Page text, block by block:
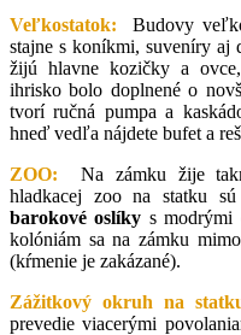
Veľkostatok:
Budovy
stajne s koníkmi, suveníry aj
žijú hlavne kozičky a
ihrisko bolo doplnené o
tvorí ručná pumpa a
hneď vedľa nájdete bufet a
ZOO: Na zámku žije
hladkacej zoo na statku
barokové oslíky s modrými
kolóniám sa na zámku
(kŕmenie je zakázané).
Zážitkový okruh na
prevedie viacerými